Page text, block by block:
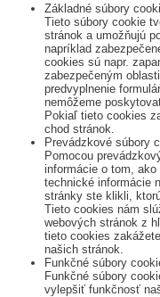
Základné súbory
Tieto súbory cookie
stránok a umožňujú
napríklad
cookies sú napr.
zabezpečeným
predvyplnenie
nemôžeme
Pokiaľ tieto cookies
chod stránok.
Prevádzkové súbory
Pomocou
informácie o tom,
technické informácie
stránky ste klikli,
Tieto cookies nám
webových stránok z
tieto cookies
našich stránok.
Funkčné súbory
Funkčné súbory
vylepšiť funkčnosť